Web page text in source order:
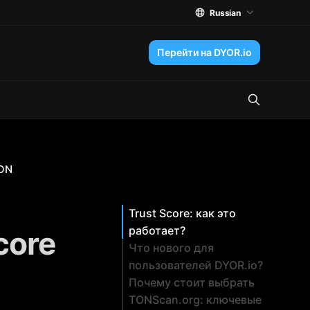
Russian
Перейти на DYOR.io
Trust Score: как это
работает?
Что нового для
пользователей DYOR.io?
Почему стоит выбрать
TONScan.org: ключевые